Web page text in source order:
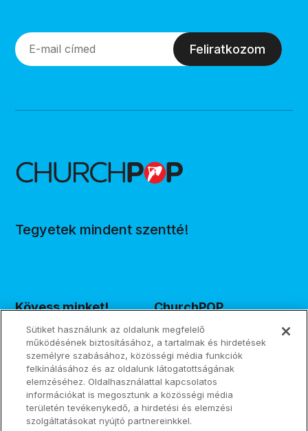
Feliratkozom
Tegyetek mindent szentté!
Kövess minket!
Facebook
X
Instagram
TikTok
ChurchPOP
Rólunk
Szerzők
Hírbeküldés/Ajánlás
Médiaajánlat
Sütiket használunk az oldalunk megfelelő
működésének biztosításához, a tartalmak és hirdetések
személyre szabásához, közösségi média funkciók
felkínálásához és az oldalunk látogatottságának
elemzéséhez. Oldalhasználattal kapcsolatos
információkat is megosztunk a közösségi média
területén tevékenykedő, a hirdetési és elemzési
szolgáltatásokat nyújtó partnereinkkel.